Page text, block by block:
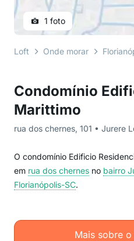
Condomínio
Marittimo
rua dos chernes, 101 • Jurere
O condomínio Edificio
em rua dos chernes no bairro
Florianópolis-SC.
Mais sobre
1 foto
Loft Onde morar